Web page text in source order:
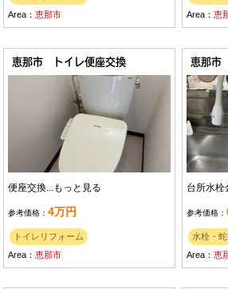
Area：恵那市
Area：恵
恵那市 トイレ便座交換
便座交換... もっと見る
参考価格：4万円
トイレリフォーム
Area：恵那市
恵那市
台所水栓
参考価格：
水栓・
Area：恵